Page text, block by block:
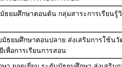
ธยมศึกษาตอนต้น กลุ่มสาระการเรียนรู้
มัธยมศึกษาตอนปลาย ส่งเสริมการใช้นวั
พื่อการเรียนการสอน